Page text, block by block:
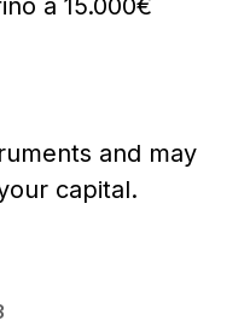
a 15.000€
and may
capital.